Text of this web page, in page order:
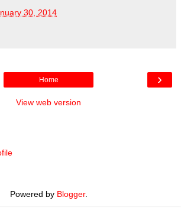
30, 2014
›
Home
View web version
Powered by Blogger.